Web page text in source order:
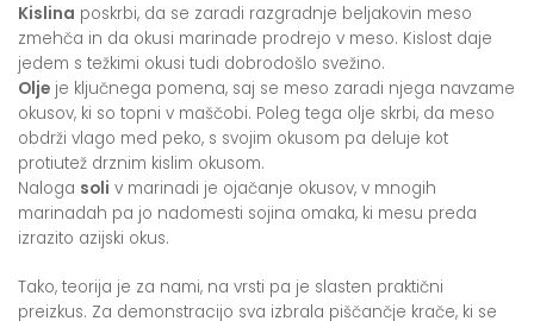
Kislina poskrbi, da se zaradi razgradnje beljakovin meso
zmehča in da okusi marinade prodrejo v meso. Kislost daje
jedem s težkimi okusi tudi dobrodošlo svežino.
Olje je ključnega pomena, saj se meso zaradi njega navzame
okusov, ki so topni v maščobi. Poleg tega olje skrbi, da meso
obdrži vlago med peko, s svojim okusom pa deluje kot
protiutež drznim kislim okusom.
Naloga soli v marinadi je ojačanje okusov, v mnogih
marinadah pa jo nadomesti sojina omaka, ki mesu preda
izrazito azijski okus.
Tako, teorija je za nami, na vrsti pa je slasten praktični
preizkus. Za demonstracijo sva izbrala piščančje krače, ki se